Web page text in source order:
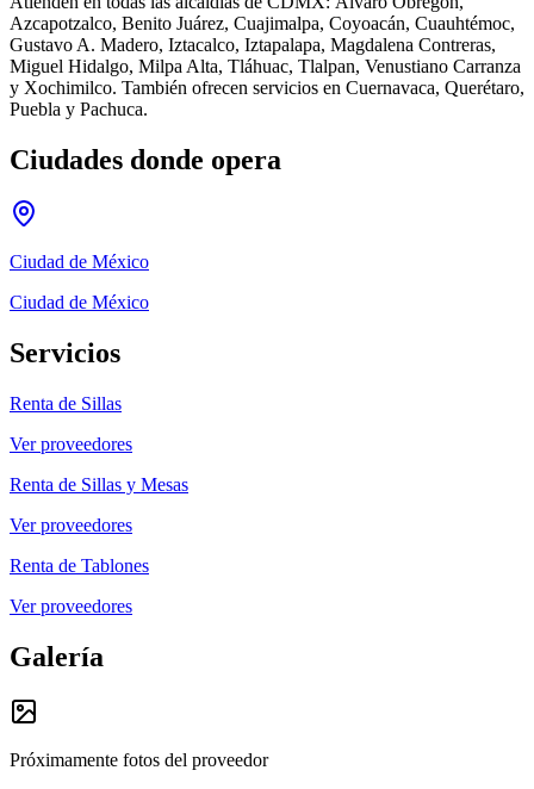
Azcapotzalco, Benito Juárez, Cuajimalpa, Coyoacán, Cuauhtémoc,
Gustavo A. Madero, Iztacalco, Iztapalapa, Magdalena Contreras,
Miguel Hidalgo, Milpa Alta, Tláhuac, Tlalpan, Venustiano Carranza
y Xochimilco. También ofrecen servicios en Cuernavaca, Querétaro,
Puebla y Pachuca.
Ciudades donde opera
Ciudad de México
Ciudad de México
Servicios
Renta de Sillas
Ver proveedores
Renta de Sillas y Mesas
Ver proveedores
Renta de Tablones
Ver proveedores
Galería
Próximamente fotos del proveedor